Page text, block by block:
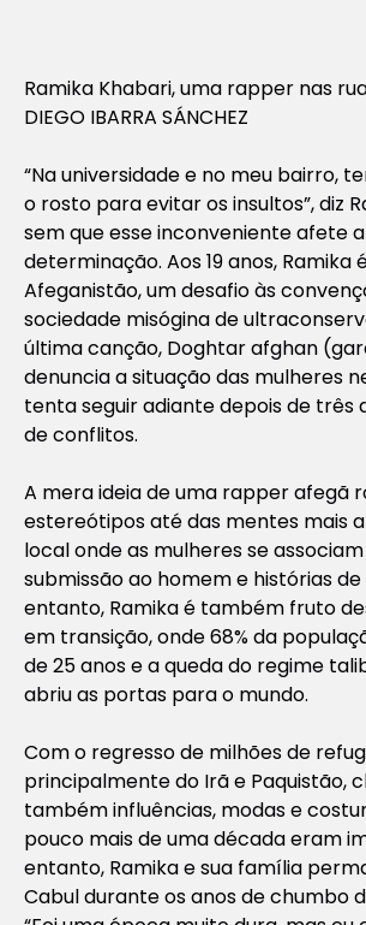
Ramika Khabari, uma rapper nas
DIEGO IBARRA SÁNCHEZ
“Na universidade e no meu bairro,
o rosto para evitar os insultos”, diz
sem que esse inconveniente afete
determinação. Aos 19 anos, Ramika
Afeganistão, um desafio às
sociedade misógina de
última canção, Doghtar afghan
denuncia a situação das mulheres
tenta seguir adiante depois de três
de conflitos.
A mera ideia de uma rapper afegã
estereótipos até das mentes mais
local onde as mulheres se
submissão ao homem e histórias
entanto, Ramika é também fruto
em transição, onde 68% da
de 25 anos e a queda do regime
abriu as portas para o mundo.
Com o regresso de milhões de
principalmente do Irã e Paquistão,
também influências, modas e
pouco mais de uma década eram
entanto, Ramika e sua família
Cabul durante os anos de chumbo